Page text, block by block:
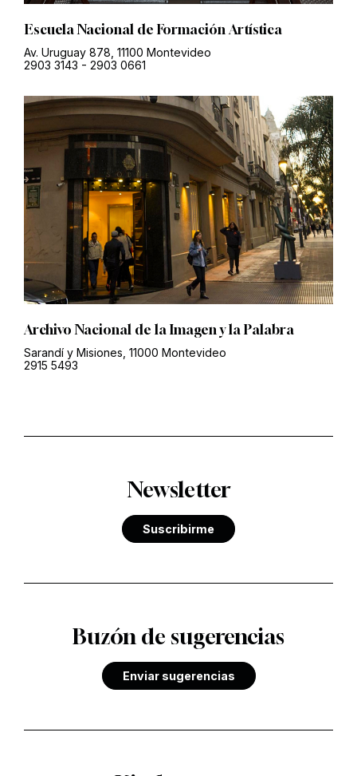
Escuela Nacional de Formación Artística
Av. Uruguay 878, 11100 Montevideo
2903 3143 - 2903 0661
Archivo Nacional de la Imagen y la Palabra
Sarandí y Misiones, 11000 Montevideo
2915 5493
Newsletter
Suscribirme
Buzón de sugerencias
Enviar sugerencias